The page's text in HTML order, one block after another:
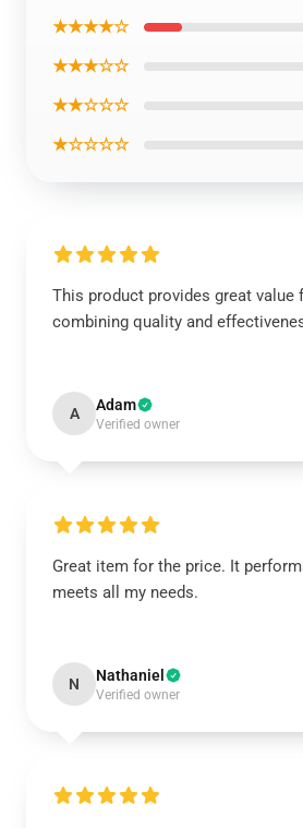
★★★★☆
★★★☆☆
★★☆☆☆
★☆☆☆☆
This product provides great value
combining quality and
A Adam
Verified owner
Great item for the price. It
meets all my needs.
N Nathaniel
Verified owner